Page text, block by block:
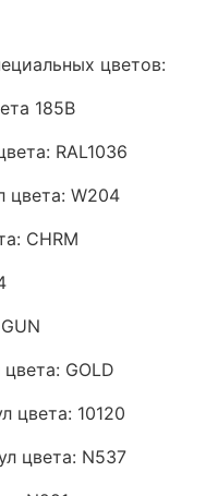
цветов:
185B
RAL1036
цвета: W204
CHRM
GOLD
цвета: 10120
цвета: N537